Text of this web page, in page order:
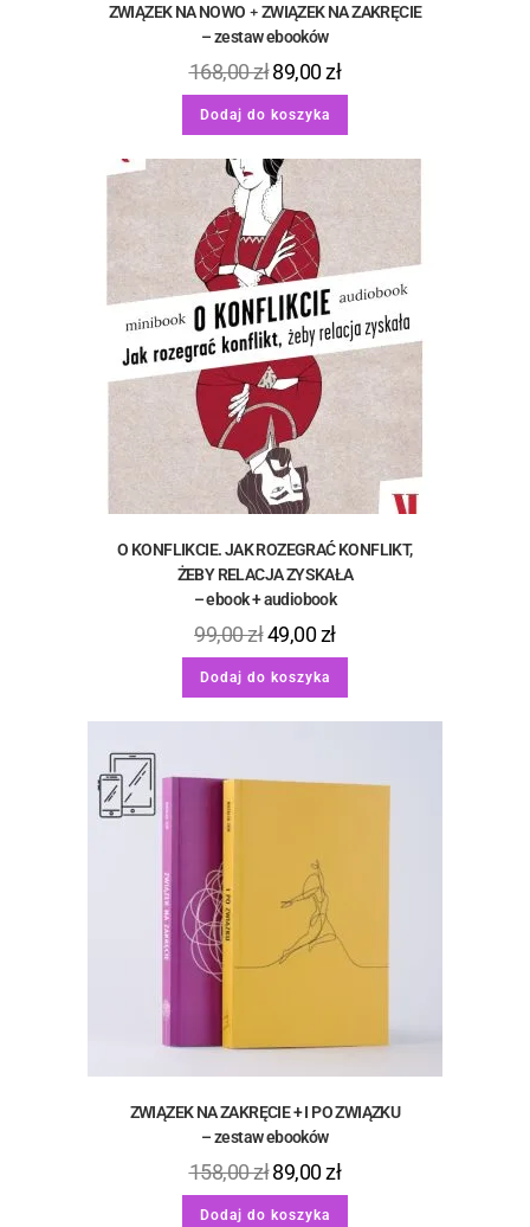
ZWIĄZEK NA NOWO﹢ZWIĄZEK NA ZAKRĘCIE
– zestaw ebooków
168,00zł89,00zł
Dodaj do koszyka
O KONFLIKCIE. JAK ROZEGRAĆ KONFLIKT,
ŻEBY RELACJA ZYSKAŁA
– ebook + audiobook
99,00zł49,00zł
Dodaj do koszyka
ZWIĄZEK NA ZAKRĘCIE + I PO ZWIĄZKU
– zestaw ebooków
158,00zł89,00zł
Dodaj do koszyka